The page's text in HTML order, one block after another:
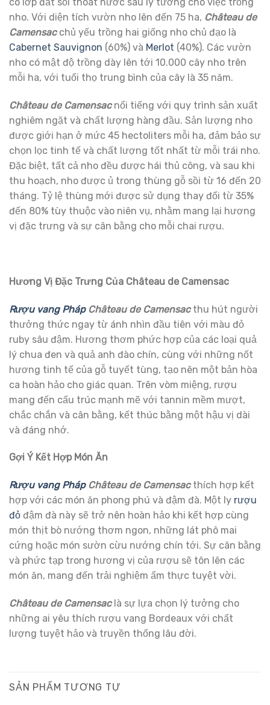
có lớp đất sỏi thoát nước sâu lý tưởng cho việc trồng
nho. Với diện tích vườn nho lên đến 75 ha, Château de
Camensacchủ yếu trồng hai giống nho chủ đạo là
Cabernet Sauvignon (60%) và Merlot (40%). Các vườn
nho có mật độ trồng dày lên tới 10.000 cây nho trên
mỗi ha, với tuổi thọ trung bình của cây là 35 năm.
Château de Camensacnổi tiếng với quy trình sản xuất
nghiêm ngặt và chất lượng hàng đầu. Sản lượng nho
được giới hạn ở mức 45 hectoliters mỗi ha, đảm bảo sự
chọn lọc tinh tế và chất lượng tốt nhất từ mỗi trái nho.
Đặc biệt, tất cả nho đều được hái thủ công, và sau khi
thu hoạch, nho được ủ trong thùng gỗ sồi từ 16 đến 20
tháng. Tỷ lệ thùng mới được sử dụng thay đổi từ 35%
đến 80% tùy thuộc vào niên vụ, nhằm mang lại hương
vị đặc trưng và sự cân bằng cho mỗi chai rượu.
Hương Vị Đặc Trưng Của Château de Camensac
Rượu vang PhápChâteau de Camensacthu hút người
thưởng thức ngay từ ánh nhìn đầu tiên với màu đỏ
ruby sâu đậm. Hương thơm phức hợp của các loại quả
lý chua đen và quả anh đào chín, cùng với những nốt
hương tinh tế của gỗ tuyết tùng, tạo nên một bản hòa
ca hoàn hảo cho giác quan. Trên vòm miệng, rượu
mang đến cấu trúc mạnh mẽ với tannin mềm mượt,
chắc chắn và cân bằng, kết thúc bằng một hậu vị dài
và đáng nhớ.
Gợi Ý Kết Hợp Món Ăn
Rượu vang PhápChâteau de Camensacthích hợp kết
hợp với các món ăn phong phú và đậm đà. Một ly rượu
đỏ đậm đà này sẽ trở nên hoàn hảo khi kết hợp cùng
món thịt bò nướng thơm ngon, những lát phô mai
cứng hoặc món sườn cừu nướng chín tới. Sự cân bằng
và phức tạp trong hương vị của rượu sẽ tôn lên các
món ăn, mang đến trải nghiệm ẩm thực tuyệt vời.
Château de Camensaclà sự lựa chọn lý tưởng cho
những ai yêu thích rượu vang Bordeaux với chất
lượng tuyệt hảo và truyền thống lâu đời.
SẢN PHẨM TƯƠNG TỰ